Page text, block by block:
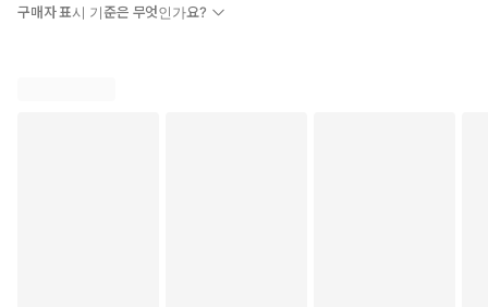
구매자 표시 기준은 무엇인가요?